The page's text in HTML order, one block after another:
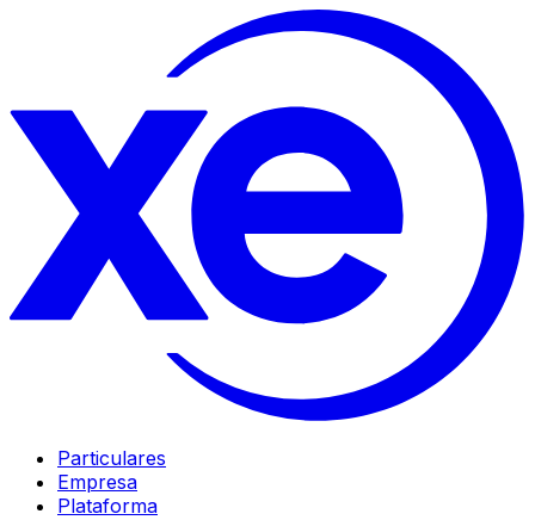
Particulares
Empresa
Plataforma